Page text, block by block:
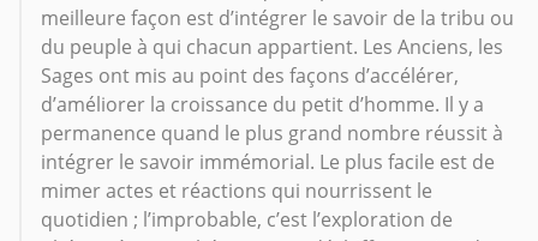
meilleure façon est d’intégrer le savoir de la tribu ou
du peuple à qui chacun appartient. Les Anciens, les
Sages ont mis au point des façons d’accélérer,
d’améliorer la croissance du petit d’homme. Il y a
permanence quand le plus grand nombre réussit à
intégrer le savoir immémorial. Le plus facile est de
mimer actes et réactions qui nourrissent le
quotidien ; l’improbable, c’est l’exploration de